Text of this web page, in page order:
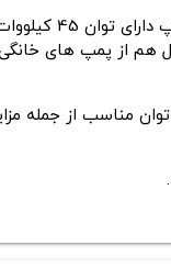
و کشاورزی دارد و به همین دلیل
مناسب از جمله